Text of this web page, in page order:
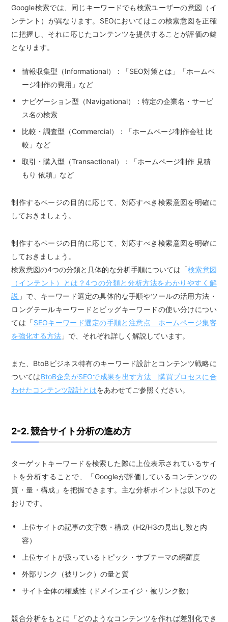
Google検索では、同じキーワードでも検索ユーザーの意図（イ
ンテント）が異なります。SEOにおいてはこの検索意図を正確
に把握し、それに応じたコンテンツを提供することが評価の鍵
となります。
情報収集型（Informational）：「SEO対策とは」「ホームペ
ージ制作の費用」など
ナビゲーション型（Navigational）：特定の企業名・サービ
ス名の検索
比較・調査型（Commercial）：「ホームページ制作会社 比
較」など
取引・購入型（Transactional）：「ホームページ制作 見積
もり 依頼」など
制作するページの目的に応じて、対応すべき検索意図を明確に
しておきましょう。
制作するページの目的に応じて、対応すべき検索意図を明確に
しておきましょう。
検索意図の4つの分類と具体的な分析手順については「検索意図
（インテント）とは？4つの分類と分析方法をわかりやすく解
説 」で、キーワード選定の具体的な手順やツールの活用方法・
ロングテールキーワードとビッグキーワードの使い分けについ
ては「SEOキーワード選定の手順と注意点 ホームページ集客
を強化する方法 」で、それぞれ詳しく解説しています。
また、BtoBビジネス特有のキーワード設計とコンテンツ戦略に
ついてはBtoB企業がSEOで成果を出す方法 購買プロセスに合
わせたコンテンツ設計とはをあわせてご参照ください。
2-2. 競合サイト分析の進め方
ターゲットキーワードを検索した際に上位表示されているサイ
トを分析することで、「Googleが評価しているコンテンツの
質・量・構成」を把握できます。主な分析ポイントは以下のと
おりです。
上位サイトの記事の文字数・構成（H2/H3の見出し数と内
容）
上位サイトが扱っているトピック・サブテーマの網羅度
外部リンク（被リンク）の量と質
サイト全体の権威性（ドメインエイジ・被リンク数）
競合分析をもとに「どのようなコンテンツを作れば差別化でき